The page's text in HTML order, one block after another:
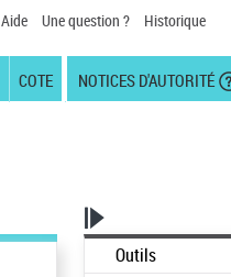
Aide Une question ? Historique
COTE NOTICES D'AUTORITÉ
Outils